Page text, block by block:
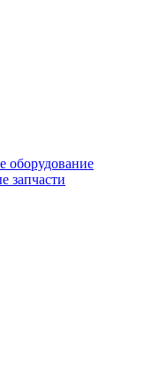
оборудование
запчасти